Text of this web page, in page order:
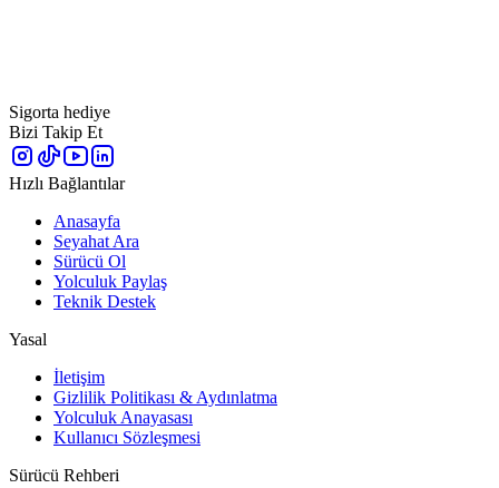
Sigorta hediye
Bizi Takip Et
Hızlı Bağlantılar
Anasayfa
Seyahat Ara
Sürücü Ol
Yolculuk Paylaş
Teknik Destek
Yasal
İletişim
Gizlilik Politikası & Aydınlatma
Yolculuk Anayasası
Kullanıcı Sözleşmesi
Sürücü Rehberi